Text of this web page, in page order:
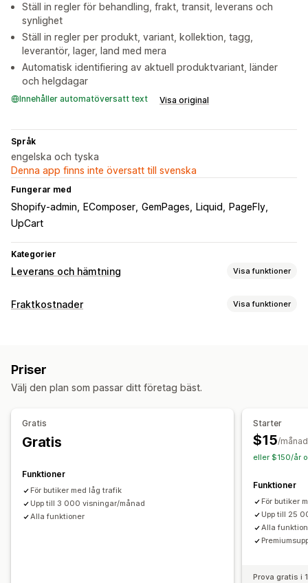
Ställ in regler för behandling, frakt, transit, leverans och
synlighet
Ställ in regler per produkt, variant, kollektion, tagg,
leverantör, lager, land med mera
Automatisk identifiering av aktuell produktvariant, länder
och helgdagar
Innehåller automatöversatt text Visa original
Språk
engelska och tyska
Denna app finns inte översatt till svenska
Fungerar med
Shopify-admin EComposer GemPages Liquid
PageFly
UpCart
Kategorier
Leverans och hämtning Visa funktioner
Leveransalternativ
Hämtningsalternativ
Spårning i realtid
Beräknade leveransdagar
Fraktkostnader Visa funktioner
Priser
Välj den plan som passar ditt företag bäst.
Gratis
Gratis
Funktioner
För butiker med låg trafik
Upp till 3 000 visningar/månad
Alla funktioner
Starter
$15/månad
eller $150/år
Funktioner
För butiker
Upp till 25
Alla
Prova gratis i